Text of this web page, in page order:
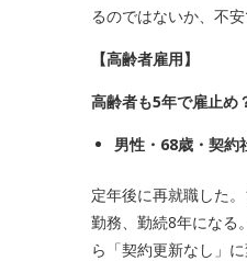
るのではないか、不安
【高齢者雇用】
高齢者も5年で雇止め
男性・ 68歳・契約
定年後に再就職した
勤務、勤続8年になる
ら「契約更新なし」